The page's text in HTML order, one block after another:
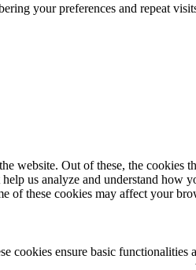
your preferences and repeat
Out of these, the cookies
us analyze and understand
of these cookies may affect your
cookies ensure basic